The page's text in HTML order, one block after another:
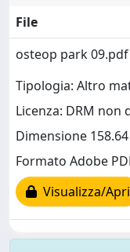
File
osteop park 09.pdf
Tipologia: Altro
Licenza: DRM non
Dimensione
Formato Adobe
Visualizza/Apri